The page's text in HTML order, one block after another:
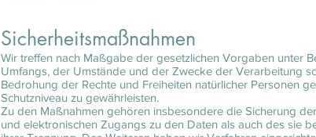
Sicherheitsmaßnahmen
Wir treffen nach Maßgabe der gesetzlichen Vorgaben unter
Umfangs, der Umstände und der Zwecke der Verarbeitung
Bedrohung der Rechte und Freiheiten natürlicher Personen
Schutzniveau zu gewährleisten.
Zu den Maßnahmen gehören insbesondere die Sicherung
und elektronischen Zugangs zu den Daten als auch des sie